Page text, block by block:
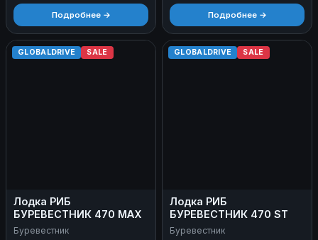
Подробнее → Подробнее →
GLOBALDRIVE SALE
Лодка РИБ
БУРЕВЕСТНИК 470 MAX
Буревестник
GLOBALDRIVE SALE
Лодка РИБ
БУРЕВЕСТНИК 470 ST
Буревестник